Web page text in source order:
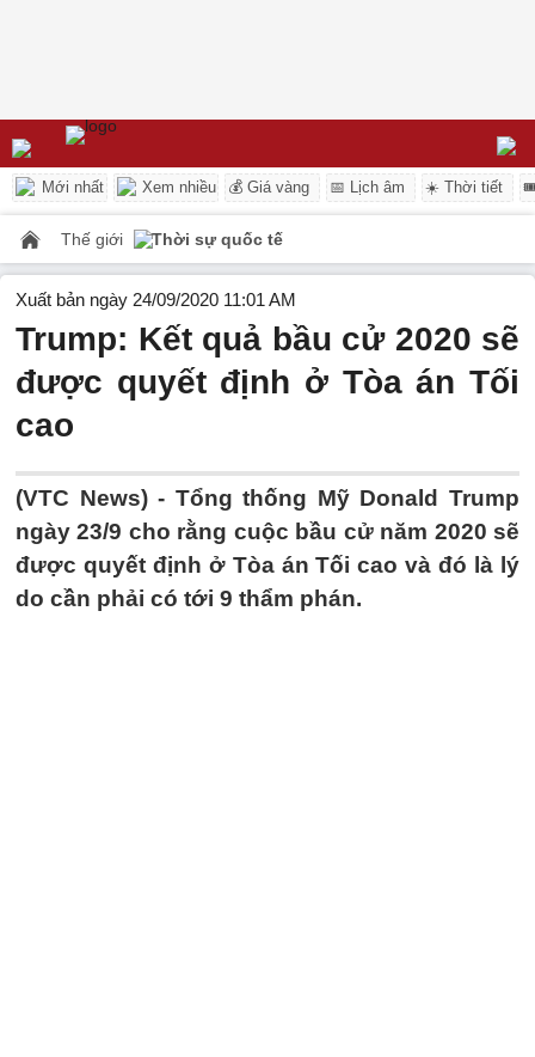
Mới nhất Xem nhiều 💰 Giá vàng 📅 Lịch âm ☀️ Thời tiết
Thế giới Thời sự quốc tế
Xuất bản ngày 24/09/2020 11:01 AM
Trump: Kết quả bầu cử 2020 sẽ
được quyết định ở Tòa án Tối
cao
(VTC News) - Tổng thống Mỹ Donald Trump
ngày 23/9 cho rằng cuộc bầu cử năm 2020 sẽ
được quyết định ở Tòa án Tối cao và đó là lý
do cần phải có tới 9 thẩm phán.